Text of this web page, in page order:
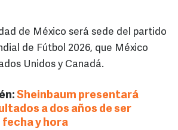
de México será sede del partido
de Fútbol 2026, que México
Unidos y Canadá.
Sheinbaum presentará
a dos años de ser
y hora